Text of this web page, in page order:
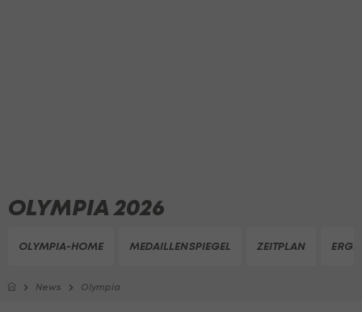
OLYMPIA 2026
OLYMPIA-HOME MEDAILLENSPIEGEL ZEITPLAN
News Olympia